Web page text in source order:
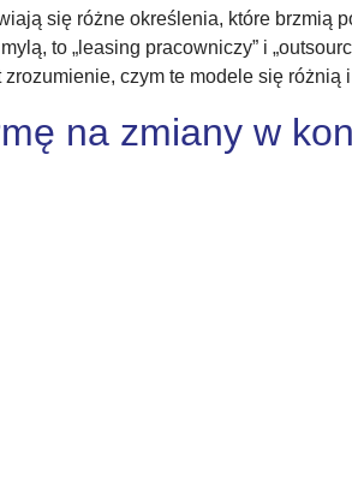
się różne określenia, które brzmią
to „leasing pracowniczy” i
czym te modele się różnią
na zmiany w